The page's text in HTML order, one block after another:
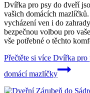
Dvířka pro psy do dveří
vašich domácích
vycházení ven i do
bezpečnou volbou pro
vše potřebné o těchto
Přečtěte si více Dvířka pro
domácí mazlíčky